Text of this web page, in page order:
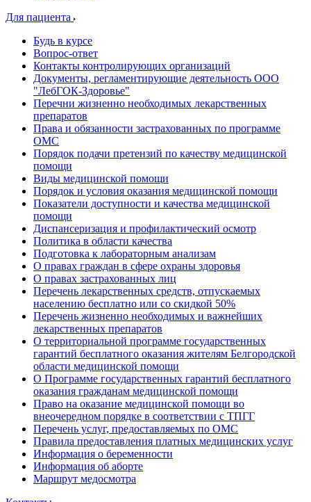
Для пациента
Будь в курсе
Вопрос-ответ
Контакты контролирующих организаций
Документы, регламентирующие деятельность ООО
"ЛебГОК-Здоровье"
Перечни жизненно необходимых лекарственных
препаратов
Права и обязанности застрахованных по программе
ОМС
Порядок подачи претензий по качеству медицинской
помощи
Виды медицинской помощи
Порядок и условия оказания медицинской помощи
Показатели доступности и качества медицинской
помощи
Диспансеризация и профилактический осмотр
Политика в области качества
Подготовка к лабораторным анализам
О правах граждан в сфере охраны здоровья
О правах застрахованных лиц
Перечень лекарственных средств, отпускаемых
населению бесплатно или со скидкой 50%
Перечень жизненно необходимых и важнейших
лекарственных препаратов
О территориальной программе государственных
гарантий бесплатного оказания жителям Белгородской
области медицинской помощи
О Программе государственных гарантий бесплатного
оказания гражданам медицинской помощи
Право на оказание медицинской помощи во
внеочередном порядке в соответствии с ТПГГ
Перечень услуг, предоставляемых по ОМС
Правила предоставления платных медицинских услуг
Информация о беременности
Информация об аборте
Маршрут медосмотра